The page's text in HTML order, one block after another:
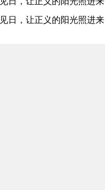
日，让正义的阳光照进来